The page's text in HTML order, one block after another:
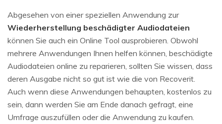
Abgesehen von einer speziellen Anwendung zur
Wiederherstellung beschädigter Audiodateien
können Sie auch ein Online Tool ausprobieren. Obwohl
mehrere Anwendungen Ihnen helfen können, beschädigte
Audiodateien online zu reparieren, sollten Sie wissen, dass
deren Ausgabe nicht so gut ist wie die von Recoverit.
Auch wenn diese Anwendungen behaupten, kostenlos zu
sein, dann werden Sie am Ende danach gefragt, eine
Umfrage auszufüllen oder die Anwendung zu kaufen.